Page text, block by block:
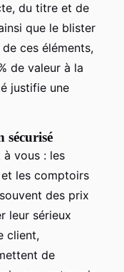
du titre et de
que le blister
de ces éléments,
de valeur à la
justifie une
sécurisé
à vous : les
les comptoirs
des prix
leur sérieux
client,
de